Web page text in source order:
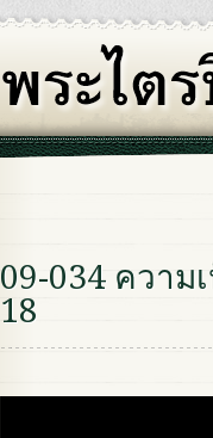
09-034 ควา
18